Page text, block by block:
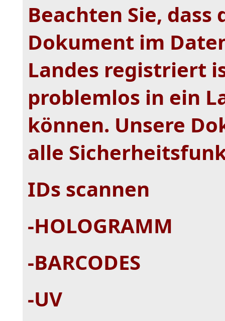
Beachten Sie,
Dokument im
Landes registriert
problemlos in ein
können. Unsere
alle
IDs scannen
-HOLOGRAMM
-BARCODES
-UV